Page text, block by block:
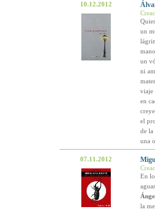
10.12.2012
un
un
ni
viaje
en
el
de la
una
07.11.2012
En
la